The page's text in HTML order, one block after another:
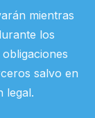
mientras
los
salvo en
legal.